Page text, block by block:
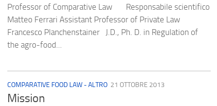
Professor of Comparative Law Responsabile scientifico
Matteo Ferrari Assistant Professor of Private Law
Francesco Planchenstainer J.D., Ph. D. in Regulation of
the agro-food...
COMPARATIVE FOOD LAW - ALTRO 21 OTTOBRE 2013
Mission